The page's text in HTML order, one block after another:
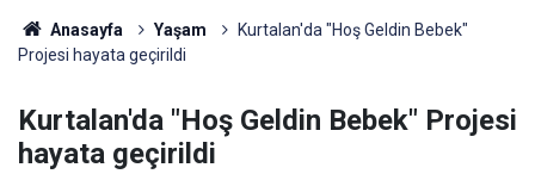
Anasayfa Yaşam
Kurtalan'da "Hoş Geldin Bebek"
Projesi hayata geçirildi
Kurtalan'da "Hoş Geldin Bebek" Projesi
hayata geçirildi